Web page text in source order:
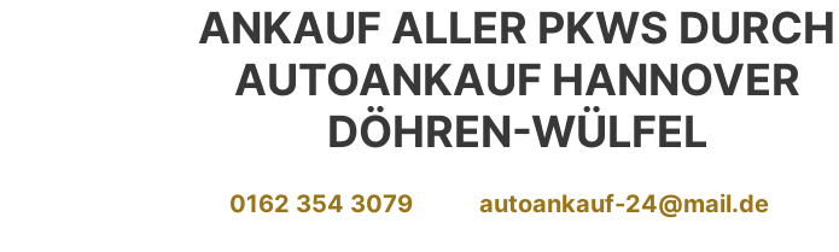
ANKAUF ALLER PKWS DURCH
AUTOANKAUF HANNOVER
DÖHREN-WÜLFEL
0162 354 3079 autoankauf-24@mail.de